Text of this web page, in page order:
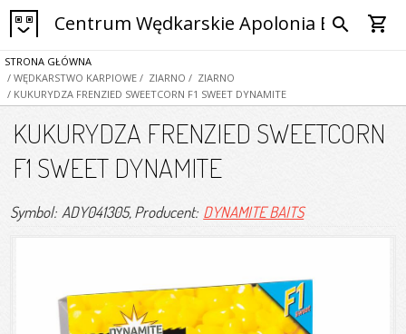
Centrum Wędkarskie Apolonia Bytom
search shopping_cart
STRONA GŁÓWNA
/ WĘDKARSTWO KARPIOWE / ZIARNO / ZIARNO
/ KUKURYDZA FRENZIED SWEETCORN F1 SWEET DYNAMITE
KUKURYDZA FRENZIED SWEETCORN
F1 SWEET DYNAMITE
Symbol: ADY041305, Producent: DYNAMITE BAITS